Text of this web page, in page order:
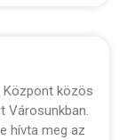
Központ közös
Városunkban.
hívta meg az